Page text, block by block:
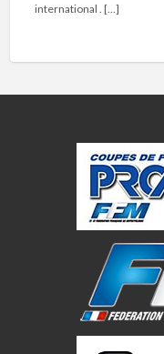
international . […]